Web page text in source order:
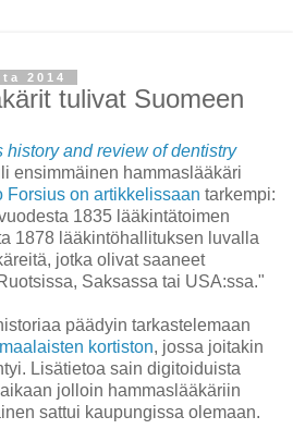
2014
tulivat Suomeen
history and review of dentistry
ensimmäinen hammaslääkäri
Forsius on artikkelissaan tarkempi:
1835 lääkintätoimen
1878 lääkintöhallituksen luvalla
jotka olivat saaneet
Saksassa tai USA:ssa."
päädyin tarkastelemaan
kortiston, jossa joitakin
Lisätietoa sain digitoiduista
jolloin hammaslääkäriin
sattui kaupungissa olemaan.